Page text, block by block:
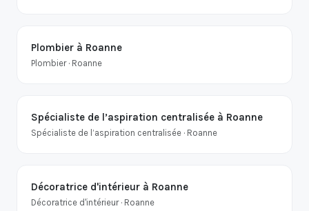
Plombier à Roanne
Plombier · Roanne
Spécialiste de l’aspiration centralisée à Roanne
Spécialiste de l’aspiration centralisée · Roanne
Décoratrice d'intérieur à Roanne
Décoratrice d'intérieur · Roanne